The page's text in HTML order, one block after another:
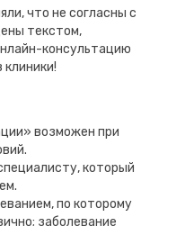
что не согласны с
текстом,
консультацию
возможен при
который
по которому
заболевание